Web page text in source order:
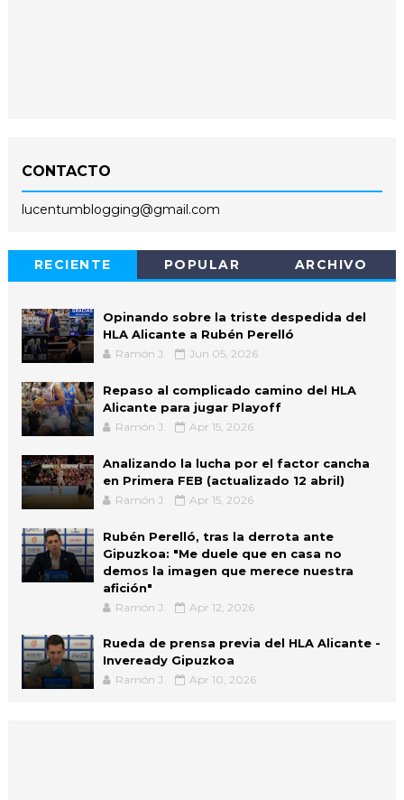
CONTACTO
lucentumblogging@gmail.com
RECIENTE POPULAR ARCHIVO
Opinando sobre la triste despedida del
HLA Alicante a Rubén Perelló
Ramón J. Jun 05, 2026
Repaso al complicado camino del HLA
Alicante para jugar Playoff
Ramón J. Apr 15, 2026
Analizando la lucha por el factor cancha
en Primera FEB (actualizado 12 abril)
Ramón J. Apr 15, 2026
Rubén Perelló, tras la derrota ante
Gipuzkoa: "Me duele que en casa no
demos la imagen que merece nuestra
afición"
Ramón J. Apr 12, 2026
Rueda de prensa previa del HLA Alicante -
Inveready Gipuzkoa
Ramón J. Apr 10, 2026